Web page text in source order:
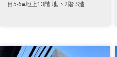
目5-6■地上13階 地下2階 S造